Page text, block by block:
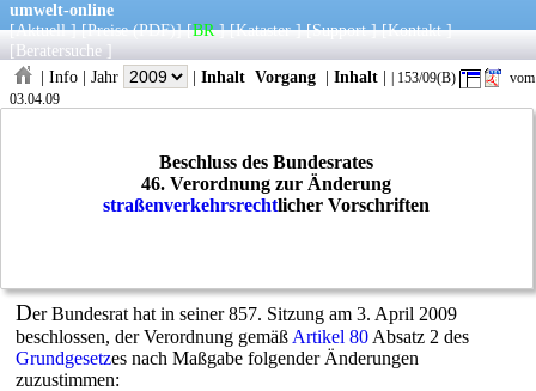
umwelt-online
[Aktuell] [Preise (PDF)] [BR] [Kataster] [Support] [Kontakt]
[ Beratersuche ]
| Info | Jahr | Inhalt Vorgang | Inhalt | | 153/09(B)
vom
03.04.09
Beschluss des Bundesrates
46. Verordnung zur Änderung
straßenverkehrsrechtlicher Vorschriften
Der Bundesrat hat in seiner 857. Sitzung am 3. April 2009
beschlossen, der Verordnung gemäß Artikel 80 Absatz 2 des
Grundgesetzes nach Maßgabe folgender Änderungen
zuzustimmen: